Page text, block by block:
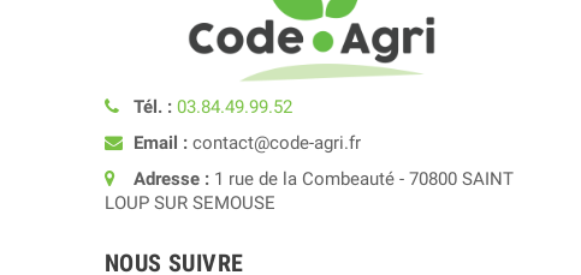
Tél. : 03.84.49.99.52
Email : contact@code-agri.fr
Adresse : 1 rue de la Combeauté - 70800 SAINT
LOUP SUR SEMOUSE
NOUS SUIVRE